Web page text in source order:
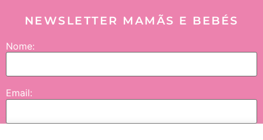
NEWSLETTER MAMÃS E BEBÉS
Nome:
Email: